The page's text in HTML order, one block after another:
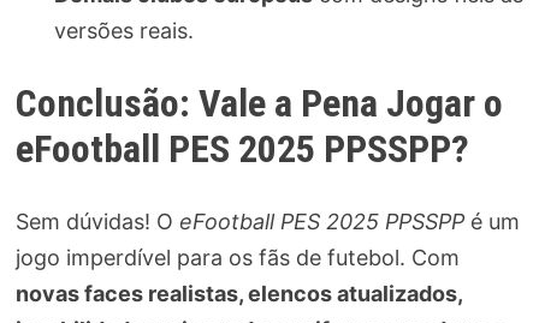
versões reais.
Conclusão: Vale a Pena Jogar o
eFootball PES 2025 PPSSPP?
Sem dúvidas! O eFootball PES 2025 PPSSPPé um
jogo imperdível para os fãs de futebol. Com
novas faces realistas, elencos atualizados,